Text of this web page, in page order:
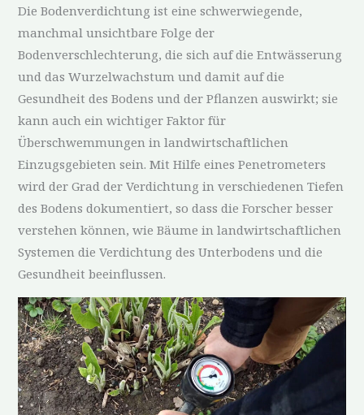
Die Bodenverdichtung ist eine schwerwiegende,
manchmal unsichtbare Folge der
Bodenverschlechterung, die sich auf die Entwässerung
und das Wurzelwachstum und damit auf die
Gesundheit des Bodens und der Pflanzen auswirkt; sie
kann auch ein wichtiger Faktor für
Überschwemmungen in landwirtschaftlichen
Einzugsgebieten sein. Mit Hilfe eines Penetrometers
wird der Grad der Verdichtung in verschiedenen Tiefen
des Bodens dokumentiert, so dass die Forscher besser
verstehen können, wie Bäume in landwirtschaftlichen
Systemen die Verdichtung des Unterbodens und die
Gesundheit beeinflussen.